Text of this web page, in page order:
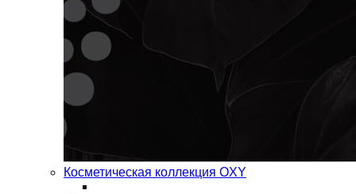
Косметическая коллекция OXY